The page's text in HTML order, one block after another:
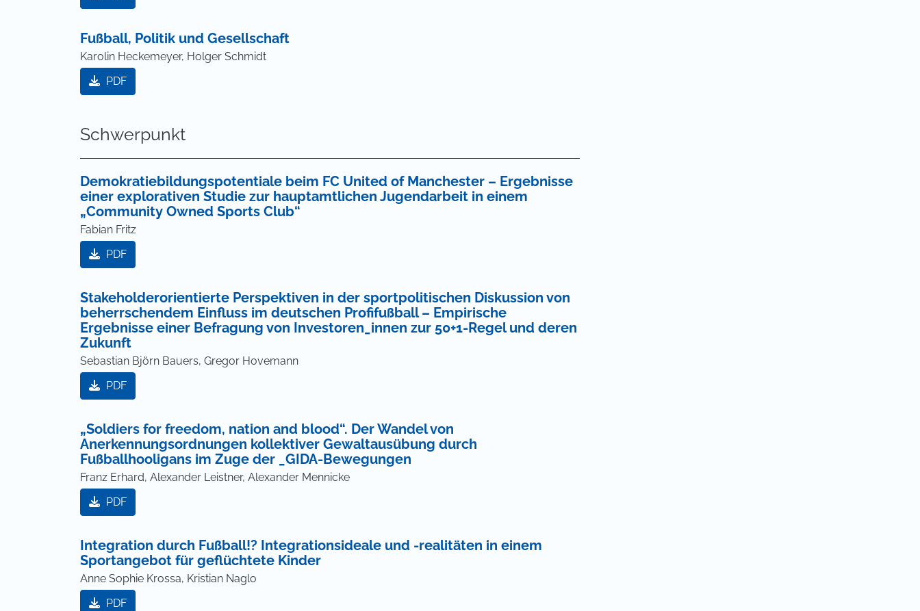
Fußball, Politik und Gesellschaft
Karolin Heckemeyer, Holger Schmidt
PDF
Schwerpunkt
Demokratiebildungspotentiale beim FC United of Manchester – Ergebnisse
einer explorativen Studie zur hauptamtlichen Jugendarbeit in einem
„Community Owned Sports Club“
Fabian Fritz
PDF
Stakeholderorientierte Perspektiven in der sportpolitischen Diskussion von
beherrschendem Einfluss im deutschen Profifußball – Empirische
Ergebnisse einer Befragung von Investoren_innen zur 50+1-Regel und deren
Zukunft
Sebastian Björn Bauers, Gregor Hovemann
PDF
„Soldiers for freedom, nation and blood“. Der Wandel von
Anerkennungsordnungen kollektiver Gewaltausübung durch
Fußballhooligans im Zuge der _GIDA-Bewegungen
Franz Erhard, Alexander Leistner, Alexander Mennicke
PDF
Integration durch Fußball!? Integrationsideale und -realitäten in einem
Sportangebot für geflüchtete Kinder
Anne Sophie Krossa, Kristian Naglo
PDF